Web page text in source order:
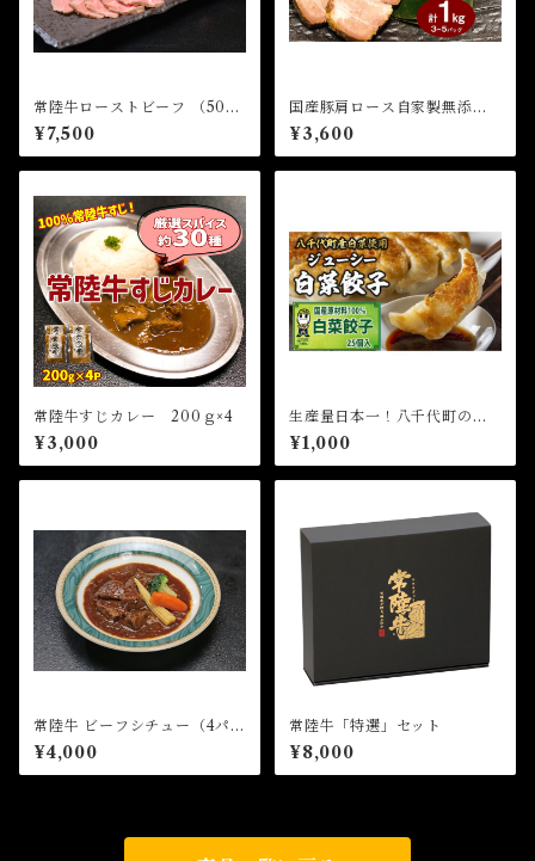
常陸牛ローストビーフ （500
g和風ソース付）
¥7,500
国産豚肩ロース自家製無添加
チャーシュー １kg
¥3,600
常陸牛すじカレー 200ｇ×4
¥3,000
生産量日本一！八千代町の白
菜を使った ジューシー白菜餃
子 25個（冷凍）
¥1,000
常陸牛 ビーフシチュー（4パッ
ク）
¥4,000
常陸牛「特選」セット
¥8,000